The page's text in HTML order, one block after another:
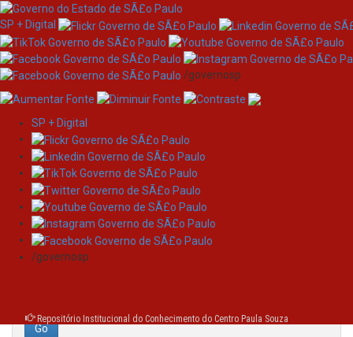
Skip
navigation
SP + Digital
/governosp
SP + Digital
/governosp
Repositório Institucional do Conhecimento do Centro Paula Souza
Search
Search: